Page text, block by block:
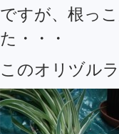
ですが、根っ
た・・・
このオリヅル